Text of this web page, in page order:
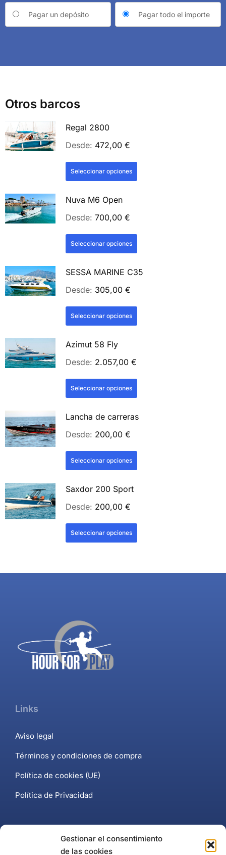
Gestionar el consentimiento
de las cookies
Choose
your
Pagar un depósito Pagar todo el importe
Otros barcos
Regal 2800
Desde: 472,00 €
Seleccionar opciones
Nuva M6 Open
Desde: 700,00 €
Seleccionar opciones
SESSA MARINE C35
Desde: 305,00 €
Seleccionar opciones
Azimut 58 Fly
Desde: 2.057,00 €
Seleccionar opciones
Lancha de carreras
Desde: 200,00 €
Seleccionar opciones
Saxdor 200 Sport
Desde: 200,00 €
Seleccionar opciones
Links
Aviso legal
Términos y condiciones de compra
Política de cookies (UE)
Política de Privacidad